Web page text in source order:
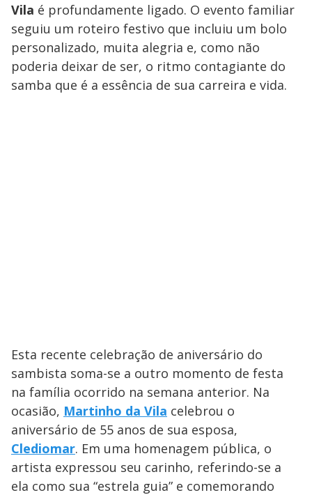
Vila é profundamente ligado. O evento familiar
seguiu um roteiro festivo que incluiu um bolo
personalizado, muita alegria e, como não
poderia deixar de ser, o ritmo contagiante do
samba que é a essência de sua carreira e vida.
Esta recente celebração de aniversário do
sambista soma-se a outro momento de festa
na família ocorrido na semana anterior. Na
ocasião, Martinho da Vila celebrou o
aniversário de 55 anos de sua esposa,
Clediomar. Em uma homenagem pública, o
artista expressou seu carinho, referindo-se a
ela como sua “estrela guia” e comemorando